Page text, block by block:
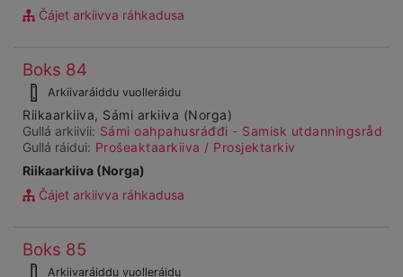
Čájet arkiivva ráhkadusa
Ohcanboađus
99988
Boks 84
dárkkes
dieđuid
Arkiivaráiddu vuolleráidu
Riikaarkiiva, Sámi arkiiva (Norga)
Gullá arkiivii: Sámi oahpahusráđđi - Samisk utdanningsråd
Gullá ráidui: Prošeaktaarkiiva / Prosjektarkiv
Riikaarkiiva (Norga)
Čájet arkiivva ráhkadusa
Ohcanboađus
99989
Boks 85
dárkkes
Arkiivaráiddu vuolleráidu